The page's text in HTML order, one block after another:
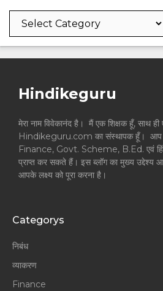
Categories
Hindikeguru
मेरा नाम विवेकानंद है। मैं एक शिक्षक हूँ, साथ
Hindikeguru.com का संस्थापक हूँ। आप
Finance, Govt. Scheme, B.Ed. एवं
प्राप्त कर सकते हैं। इस ब्लॉग का मुख्य उद्देश्य
आपके लक्ष्य को पूरा करना है।
Categorys
निबंध
व्याकरण
Finance